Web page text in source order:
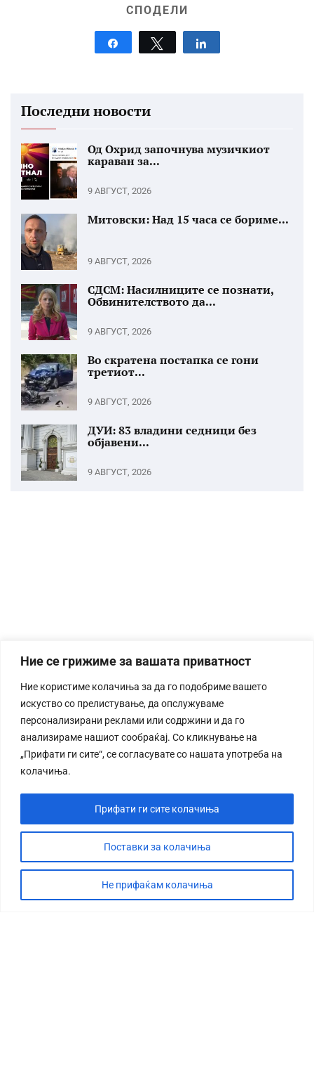
Ние се грижиме за вашата приватност
Ние користиме колачиња за да го подобриме вашето
искуство со прелистување, да опслужуваме
персонализирани реклами или содржини и да го
анализираме нашиот сообраќај. Со кликнување на
„Прифати ги сите“, се согласувате со нашата употреба на
колачиња.
Поставки за колачиња
Не прифаќам колачиња
Прифати ги сите колачиња
СПОДЕЛИ
Tweet
Последни новости
Од Охрид започнува музичкиот
караван за...
9 АВГУСТ, 2026
Митовски: Над 15 часа се бориме...
9 АВГУСТ, 2026
СДСМ: Насилниците се познати,
Обвинителството да...
9 АВГУСТ, 2026
Во скратена постапка се гони
третиот...
9 АВГУСТ, 2026
ДУИ: 83 владини седници без
објавени...
9 АВГУСТ, 2026